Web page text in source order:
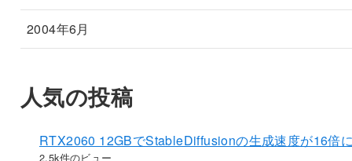
2004年6月
人気の投稿
RTX2060 12GBでStableDiffusionの生成速度が16倍
2.5k件のビュー